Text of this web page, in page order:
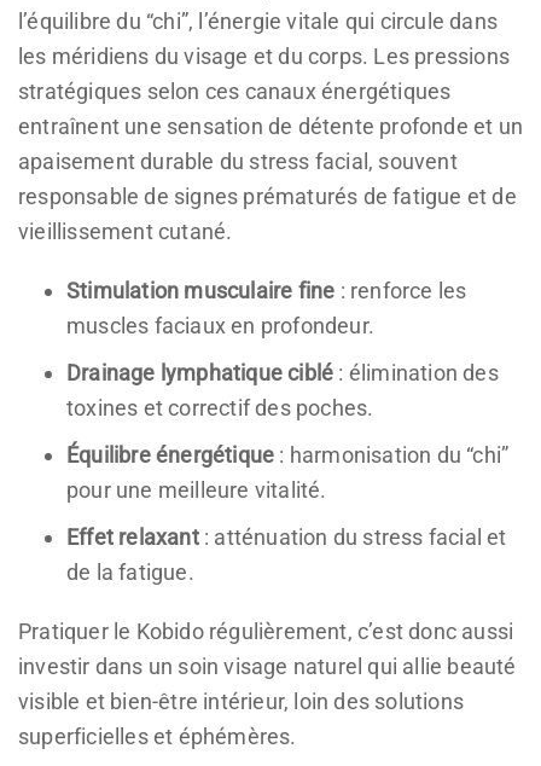
l’équilibre du “chi”, l’énergie vitale qui circule dans
les méridiens du visage et du corps. Les pressions
stratégiques selon ces canaux énergétiques
entraînent une sensation de détente profonde et un
apaisement durable du stress facial, souvent
responsable de signes prématurés de fatigue et de
vieillissement cutané.
Stimulation musculaire fine : renforce les
muscles faciaux en profondeur.
Drainage lymphatique ciblé : élimination des
toxines et correctif des poches.
Équilibre énergétique : harmonisation du “chi”
pour une meilleure vitalité.
Effet relaxant: atténuation du stress facial et
de la fatigue.
Pratiquer le Kobido régulièrement, c’est donc aussi
investir dans un soin visage naturel qui allie beauté
visible et bien-être intérieur, loin des solutions
superficielles et éphémères.